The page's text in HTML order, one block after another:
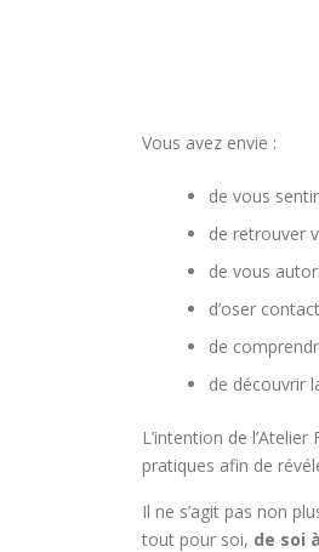
Vous avez envie :
de vous sentir
de retrouver
de vous
d’oser
de
de découvrir
L’intention de
pratiques afin de
Il ne s’agit pas non
tout pour soi, de soi